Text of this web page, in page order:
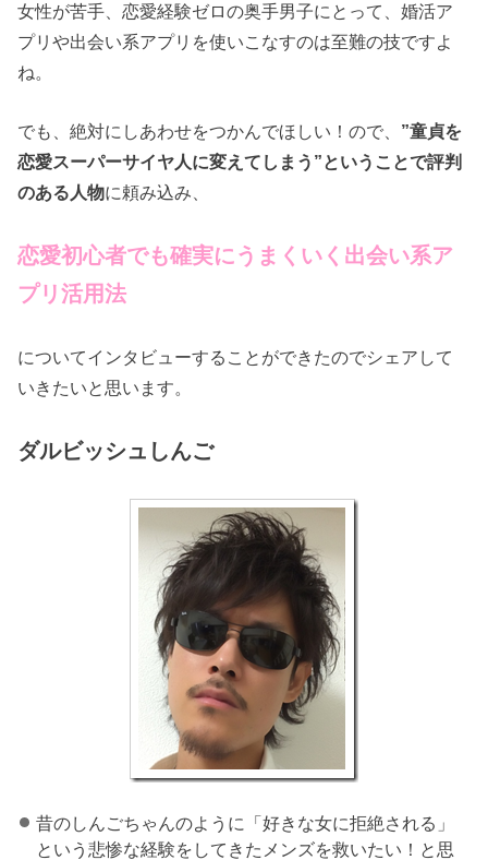
女性が苦手、恋愛経験ゼロの奥手男子にとって、婚活ア
プリや出会い系アプリを使いこなすのは至難の技ですよ
ね。
でも、絶対にしあわせをつかんでほしい！ので、 ”童貞を
恋愛スーパーサイヤ人に変えてしまう”ということで評判
のある人物に頼み込み、
恋愛初心者でも確実にうまくいく出会い系ア
プリ活用法
についてインタビューすることができたのでシェアして
いきたいと思います。
ダルビッシュしんご
昔のしんごちゃんのように「好きな女に拒絶される」
という悲惨な経験をしてきたメンズを救いたい！と思